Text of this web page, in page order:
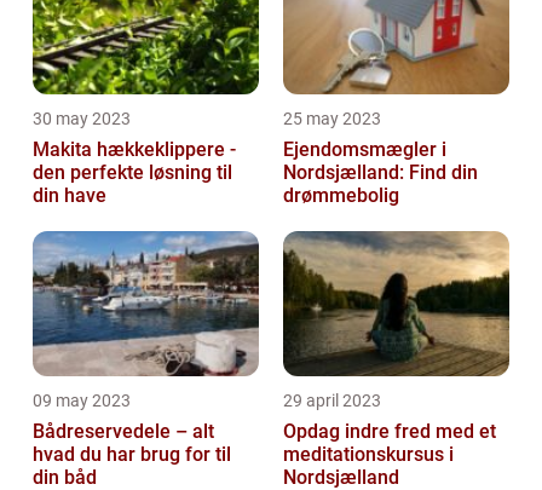
30 may 2023
Makita hækkeklippere -
den perfekte løsning til
din have
25 may 2023
Ejendomsmægler i
Nordsjælland: Find din
drømmebolig
09 may 2023
Bådreservedele – alt
hvad du har brug for til
din båd
29 april 2023
Opdag indre fred med et
meditationskursus i
Nordsjælland